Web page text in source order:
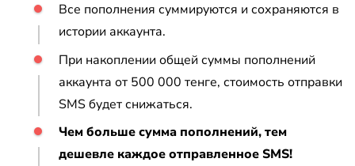
Все пополнения суммируются и сохраняются в
истории аккаунта.
При накоплении общей суммы пополнений
аккаунта от 500 000 тенге, стоимость отправки
SMS будет снижаться.
Чем больше сумма пополнений, тем
дешевле каждое отправленное SMS!